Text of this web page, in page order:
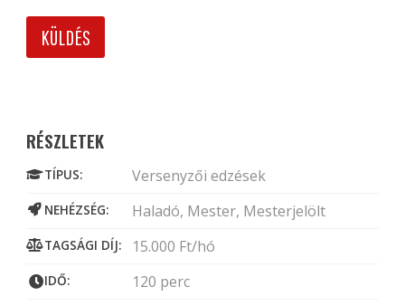
RÉSZLETEK
TÍPUS: Versenyzői edzések
NEHÉZSÉG: Haladó, Mester, Mesterjelölt
TAGSÁGI DÍJ: 15.000 Ft/hó
IDŐ: 120 perc